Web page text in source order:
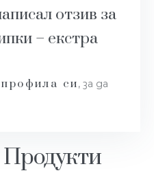
отзив за
– екстра
си, за да